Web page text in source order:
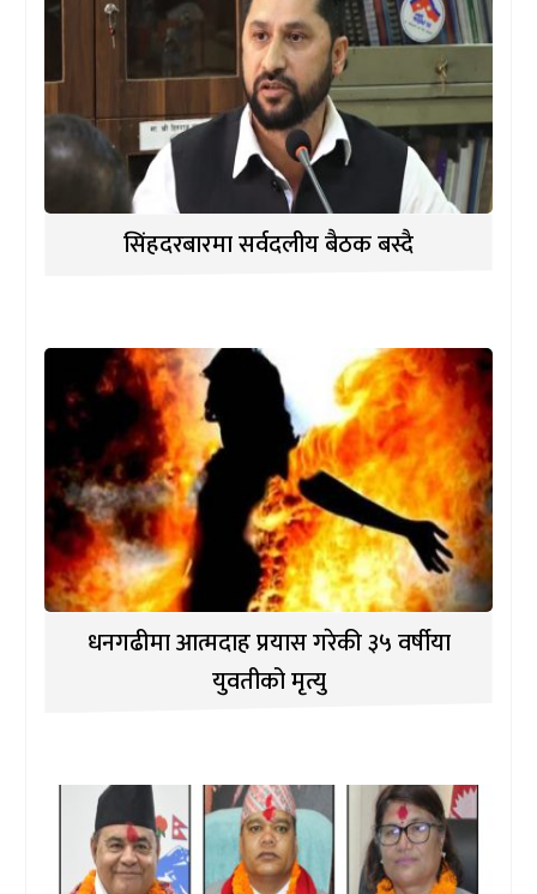
सिंहदरबारमा सर्वदलीय बैठक बस्दै
धनगढीमा आत्मदाह प्रयास गरेकी ३५ वर्षीया
युवतीको मृत्यु